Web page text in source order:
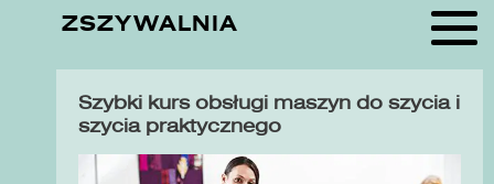
ZSZYWALNIA
Szybki kurs obsługi maszyn do szycia i
szycia praktycznego